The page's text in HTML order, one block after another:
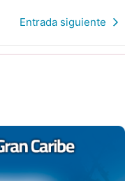
Entrada siguiente